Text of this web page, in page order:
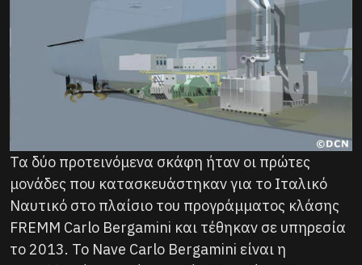
Τα δύο προτεινόμενα σκάφη ήταν οι πρώτες
μονάδες που κατασκευάστηκαν για το Ιταλικό
Ναυτικό στο πλαίσιο του προγράμματος κλάσης
FREMM Carlo Bergamini και τέθηκαν σε υπηρεσία
το 2013. Το Nave Carlo Bergamini είναι η